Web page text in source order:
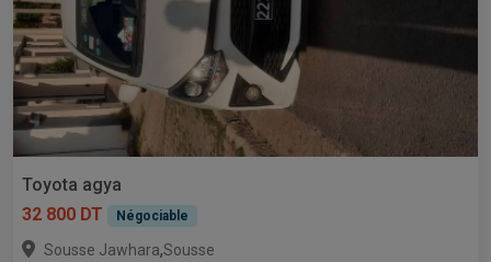
Toyota agya
32 800 DT
Négociable
Sousse Jawhara,Sousse